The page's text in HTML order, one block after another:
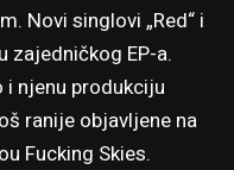
Novi singlovi „Red“ i
zajedničkog EP-a.
njenu produkciju
ranije objavljene na
Fucking Skies.